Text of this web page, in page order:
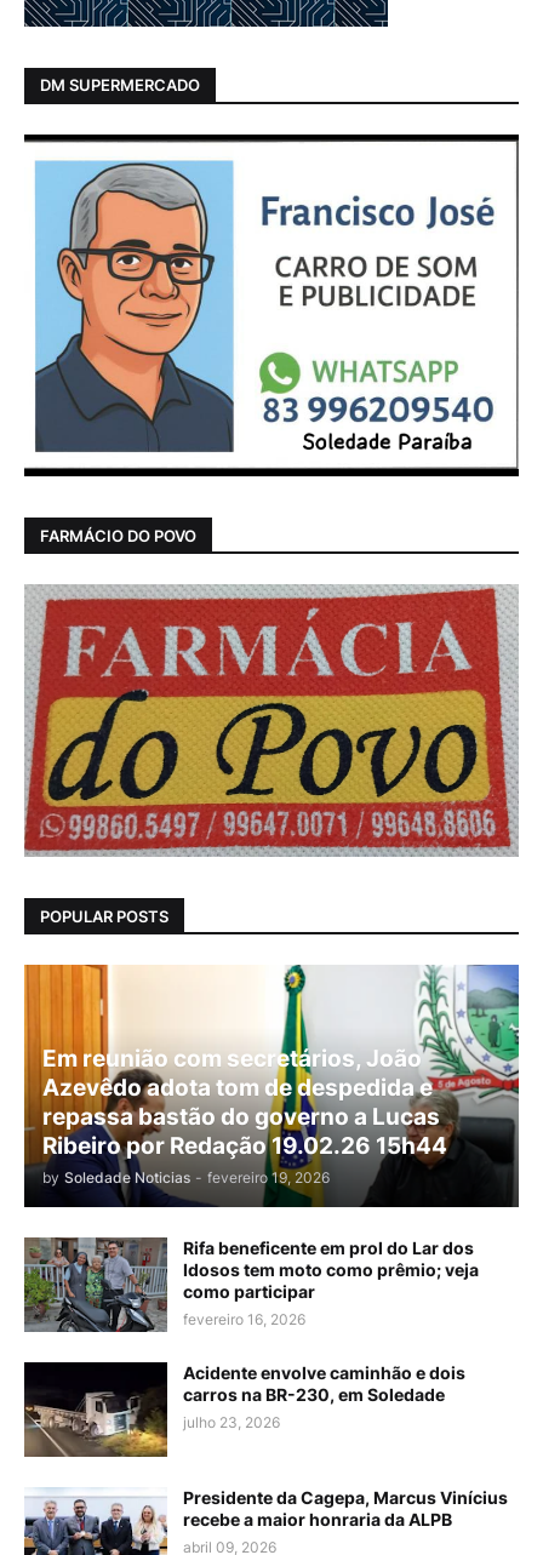
DM SUPERMERCADO
FARMÁCIO DO POVO
POPULAR POSTS
Em reunião com secretários, João
Azevêdo adota tom de despedida e
repassa bastão do governo a Lucas
Ribeiro por Redação 19.02.26 15h44
by Soledade Noticias - fevereiro 19, 2026
Rifa beneficente em prol do Lar dos
Idosos tem moto como prêmio; veja
como participar
fevereiro 16, 2026
Acidente envolve caminhão e dois
carros na BR-230, em Soledade
julho 23, 2026
Presidente da Cagepa, Marcus Vinícius
recebe a maior honraria da ALPB
abril 09, 2026